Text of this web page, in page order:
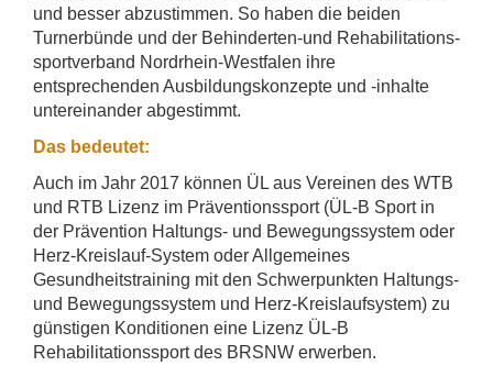
und besser abzustimmen. So haben die beiden
Turnerbünde und der Behinderten-und Rehabilitations-
sportverband Nordrhein-Westfalen ihre
entsprechenden Ausbildungskonzepte und -inhalte
untereinander abgestimmt.
Das bedeutet:
Auch im Jahr 2017 können ÜL aus Vereinen des WTB
und RTB Lizenz im Präventionssport (ÜL-B Sport in
der Prävention Haltungs- und Bewegungssystem oder
Herz-Kreislauf-System oder Allgemeines
Gesundheitstraining mit den Schwerpunkten Haltungs-
und Bewegungssystem und Herz-Kreislaufsystem) zu
günstigen Konditionen eine Lizenz ÜL-B
Rehabilitationssport des BRSNW erwerben.